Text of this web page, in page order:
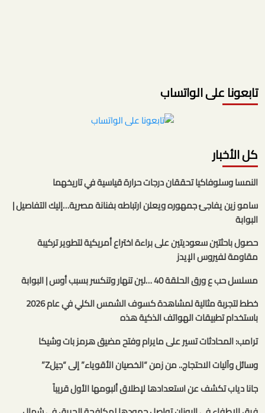
تابعونا على الواتساب
كل الأخبار
النمسا وسلوفاكيا تحققان درجات حرارة قياسية في تاريخهما
سامو زين يفاجئ جمهوره ويعلن ارتباطه بفنانة مصرية…إليك التفاصيل |
البوابة
حصول باحثتين سعوديتين على براءة اختراع أمريكية لتطوير تركيبة
مقاومة لفيروس الإيدز
مسلسل حب ع ورق الحلقة 40 …لين تنهار وتنكسر بسبب أوس | البوابة
خطط لتجربة مثالية لمشاهدة كسوف الشمس الكلي في عام 2026
باستخدام تطبيقات الهواتف الذكية هذه
ترامب: المحادثات تسير على مايرام وفتح مضيق هرمز بات وشيكا
وسائل وآليات الاحتجاج.. من زمن “الخصيان الأقوياء” إلى “جيلZ”
جانا دياب تكشف عن استعدادها لإطلاق ألبومها الأول قريباً